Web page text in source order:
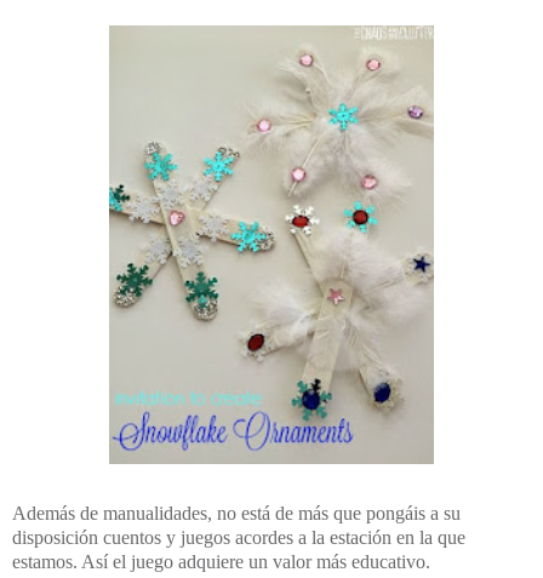
Además de manualidades, no está de más que pongáis a su
disposición cuentos y juegos acordes a la estación en la que
estamos. Así el juego adquiere un valor más educativo.